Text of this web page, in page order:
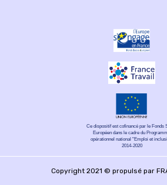
Ce dispositif est cofinancé par le Fonds
Européen dans le cadre du
opérationnel national "Emploi et
2014-2020
Copyright 2021 © propulsé par